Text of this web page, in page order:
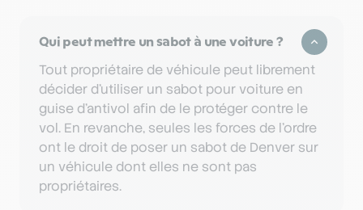
Qui peut mettre un sabot à une voiture ?
Tout propriétaire de véhicule peut librement
décider d’utiliser un sabot pour voiture en
guise d’antivol afin de le protéger contre le
vol. En revanche, seules les forces de l’ordre
ont le droit de poser un sabot de Denver sur
un véhicule dont elles ne sont pas
propriétaires.